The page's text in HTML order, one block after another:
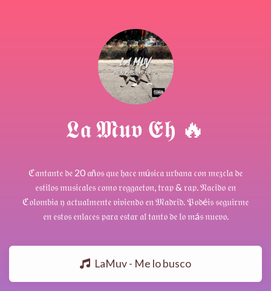
𝕷𝖆 𝕸𝖚𝖛 𝕰𝖍 🔥
ℭ𝔞𝔫𝔱𝔞𝔫𝔱𝔢 𝔡𝔢 20 𝔞ñ𝔬𝔰 𝔮𝔲𝔢 𝔥𝔞𝔠𝔢 𝔪ú𝔰𝔦𝔠𝔞 𝔲𝔯𝔟𝔞𝔫𝔞 𝔠𝔬𝔫 𝔪𝔢𝔷𝔠𝔩𝔞 𝔡𝔢
𝔢𝔰𝔱𝔦𝔩𝔬𝔰 𝔪𝔲𝔰𝔦𝔠𝔞𝔩𝔢𝔰 𝔠𝔬𝔪𝔬 𝔯𝔢𝔤𝔤𝔞𝔢𝔱𝔬𝔫, 𝔱𝔯𝔞𝔭 & 𝔯𝔞𝔭. 𝔑𝔞𝔠𝔦𝔡𝔬 𝔢𝔫
ℭ𝔬𝔩𝔬𝔪𝔟𝔦𝔞 𝔶 𝔞𝔠𝔱𝔲𝔞𝔩𝔪𝔢𝔫𝔱𝔢 𝔳𝔦𝔳𝔦𝔢𝔫𝔡𝔬 𝔢𝔫 𝔐𝔞𝔡𝔯𝔦𝔡. 𝔓𝔬𝔡é𝔦𝔰 𝔰𝔢𝔤𝔲𝔦𝔯𝔪𝔢
𝔢𝔫 𝔢𝔰𝔱𝔬𝔰 𝔢𝔫𝔩𝔞𝔠𝔢𝔰 𝔭𝔞𝔯𝔞 𝔢𝔰𝔱𝔞𝔯 𝔞𝔩 𝔱𝔞𝔫𝔱𝔬 𝔡𝔢 𝔩𝔬 𝔪á𝔰 𝔫𝔲𝔢𝔳𝔬.
LaMuv - Me lo busco